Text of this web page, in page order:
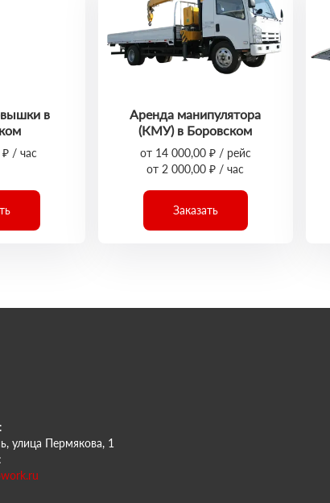
в
/ час
Аренда манипулятора
(КМУ) в Боровском
от 14 000,00 ₽ / рейс
от 2 000,00 ₽ / час
Заказать
улица Пермякова, 1